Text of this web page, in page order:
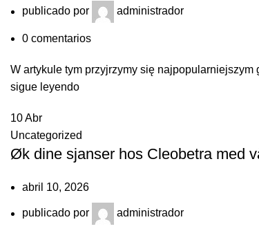
publicado por administrador
0 comentarios
W artykule tym przyjrzymy się
sigue leyendo
10Abr
Uncategorized
Øk dine sjanser hos Cleobetra med
abril 10, 2026
publicado por administrador